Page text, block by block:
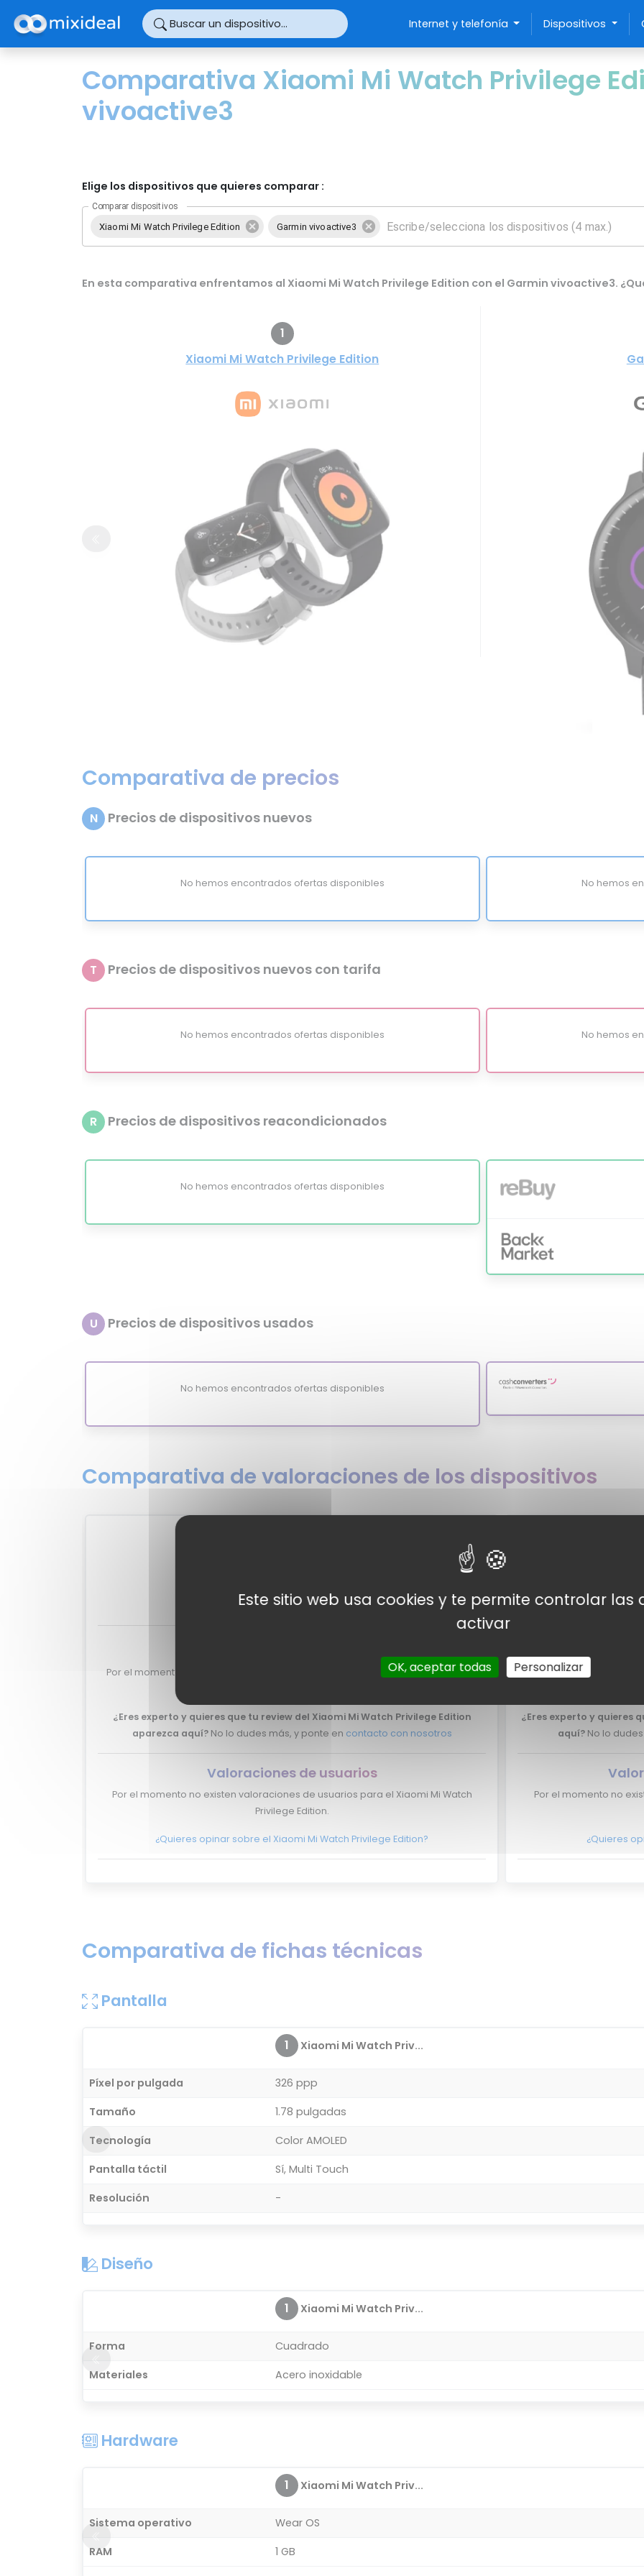
Buscar un dispositivo... Internet y telefonía Dispositivos
Comparativa Xiaomi Mi Watch Privilege
vivoactive3
Elige los dispositivos que quieres comparar :
Comparar dispositivos
Xiaomi Mi Watch Privilege Edition Garmin vivoactive3
En esta comparativa enfrentamos al Xiaomi Mi Watch Privilege Edition con el Garmin vivoactive3.
1
Xiaomi Mi Watch Privilege Edition
Comparativa de precios
N Precios de dispositivos nuevos
No hemos encontrados ofertas disponibles No hemos
T Precios de dispositivos nuevos con tarifa
No hemos encontrados ofertas disponibles No hemos
R Precios de dispositivos reacondicionados
No hemos encontrados ofertas disponibles
U Precios de dispositivos usados
No hemos encontrados ofertas disponibles
Comparativa de valoraciones de los dispositivos
?
-
Por el momento no tenemos valoraciones de expertos para el Xiaomi Mi Watch
¿Eres experto y quieres que tu review del Xiaomi Mi Watch Privilege Edition
aparezca aquí?No lo dudes más, y ponte en contacto con nosotros
Valoraciones de usuarios
Por el momento no existen valoraciones de usuarios para el Xiaomi Mi Watch
Privilege Edition.
¿Quieres opinar sobre el Xiaomi Mi Watch Privilege Edition?
Por el momento no
¿Eres experto y quieres
aquí?No lo
Por el momento no
¿Quieres
Comparativa de fichas técnicas
Pantalla
1 Xiaomi Mi Watch Priv...
Píxel por pulgada 326 ppp
Tamaño
1.78 pulgadas
Tecnología
Color AMOLED
Pantalla táctil
Sí, Multi Touch
Resolución
-
Diseño
1 Xiaomi Mi Watch Priv...
Forma Cuadrado
Materiales
Acero inoxidable
Hardware
1 Xiaomi Mi Watch Priv...
Sistema operativo Wear OS
RAM
1 GB
Este sitio web usa cookies y te permite controlar las
activar
OK, aceptar todas Personalizar